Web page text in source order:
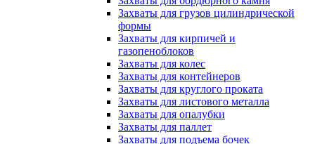
Захваты для грузов цилиндрической
формы
Захваты для кирпичей и
газопеноблоков
Захваты для колес
Захваты для контейнеров
Захваты для круглого проката
Захваты для листового металла
Захваты для опалубки
Захваты для паллет
Захваты для подъема бочек